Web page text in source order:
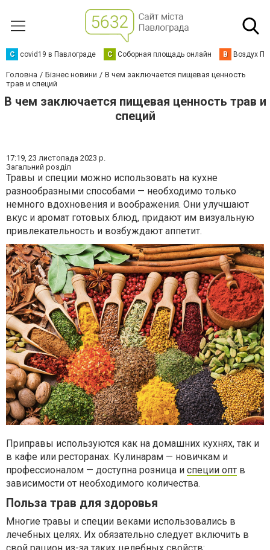
C covid19 в Павлограде С Соборная площадь онлайн В Воздух
Головна Бізнес новини
В чем заключается пищевая ценность
трав и специй
В чем заключается пищевая ценность трав и
специй
17:19, 23 листопада 2023 р.
Загальний розділ
Травы и специи можно использовать на кухне
разнообразными способами — необходимо только
немного вдохновения и воображения. Они улучшают
вкус и аромат готовых блюд, придают им визуальную
привлекательность и возбуждают аппетит.
Приправы используются как на домашних кухнях, так и
в кафе или ресторанах. Кулинарам — новичкам и
профессионалом — доступна розница и специи опт в
зависимости от необходимого количества.
Польза трав для здоровья
Многие травы и специи веками использовались в
лечебных целях. Их обязательно следует включить в